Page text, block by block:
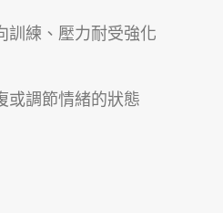
訓練、壓力耐受強化
或調節情緒的狀態